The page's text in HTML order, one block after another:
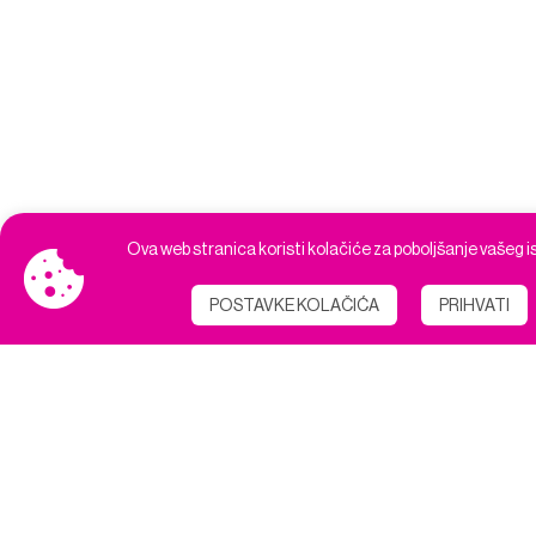
Ova web stranica koristi kolačiće za poboljšanje vašeg
POSTAVKE KOLAČIĆA PRIHVATI